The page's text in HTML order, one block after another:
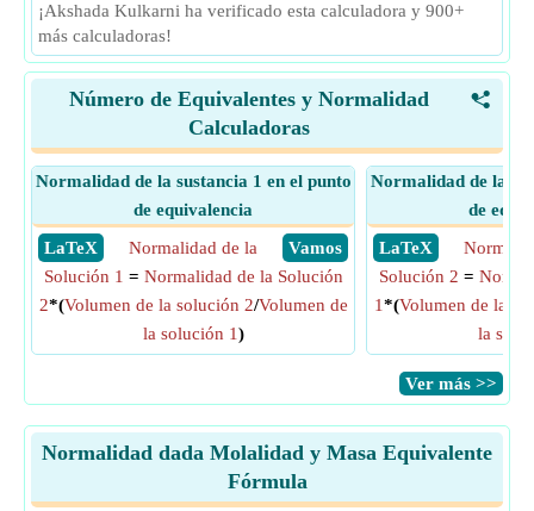
¡Akshada Kulkarni ha verificado esta calculadora y 900+
más calculadoras!
<
Número de Equivalentes y Normalidad
Calculadoras
Normalidad de la sustancia 1 en el punto
de equivalencia
​ LaTeX
​ Vamos
Normalidad de la
Solución 1 = Normalidad de la Solución
2*(Volumen de la solución 2/Volumen de
la solución 1)
Normalidad de la
de
​ LaTeX
Solución 2 =
1*(Volumen de la
la
​Ver más >>
Normalidad dada Molalidad y Masa Equivalente
Fórmula